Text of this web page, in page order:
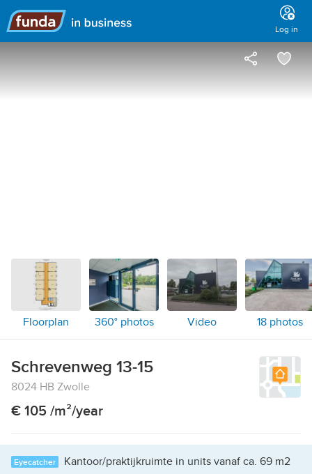
Main
menu
Log in
Floorplan 360° photos Video 18 photos
Schrevenweg 13-15
8024 HB Zwolle
€ 105 /m²/year
Eyecatcher Kantoor/praktijkruimte in units vanaf ca. 69 m2